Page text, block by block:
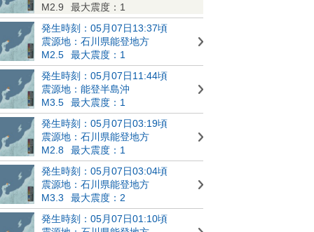
M2.9
最大震度：1
発生時刻：05月07日13:37頃
震源地：石川県能登地方
M2.5
最大震度：1
発生時刻：05月07日11:44頃
震源地：能登半島沖
M3.5
最大震度：1
発生時刻：05月07日03:19頃
震源地：石川県能登地方
M2.8
最大震度：1
発生時刻：05月07日03:04頃
震源地：石川県能登地方
M3.3
最大震度：2
発生時刻：05月07日01:10頃